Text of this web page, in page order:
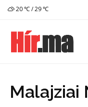
20 ℃ / 29 ℃
Malajziai